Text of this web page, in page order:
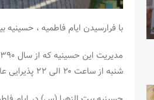
با فرارسیدن ایام فاطمیه ،
شنبه از ساعت ۲۰ الی ۲۲ پذیرایی عاشقان اهل بیت (ع) است.